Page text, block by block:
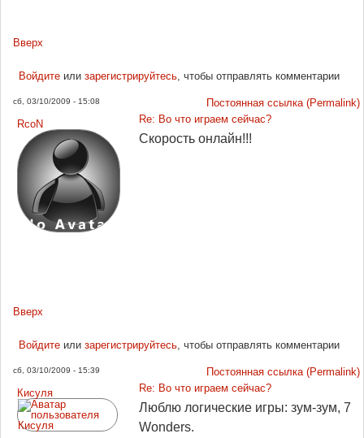
Вверх
Войдитеили зарегистрируйтесь, чтобы отправлять комментарии
сб, 03/10/2009 - 15:08
Постоянная ссылка (Permalink)
RcoN
Re: Во что играем сейчас?
Скорость онлайн!!!
Вверх
Войдитеили зарегистрируйтесь, чтобы отправлять комментарии
сб, 03/10/2009 - 15:39
Постоянная ссылка (Permalink)
Кисуля
Re: Во что играем сейчас?
Люблю логические игры: зум-зум, 7
Wonders.